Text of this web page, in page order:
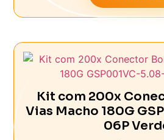
Kit com 200x
Vias Macho 180G
06P